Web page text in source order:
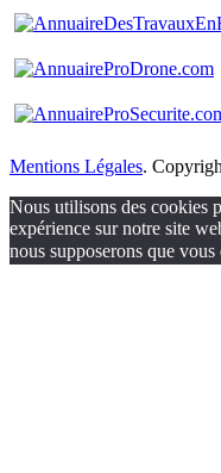
Mentions Légales.
Nous utilisons des cookies
expérience sur notre site
nous supposerons que vous